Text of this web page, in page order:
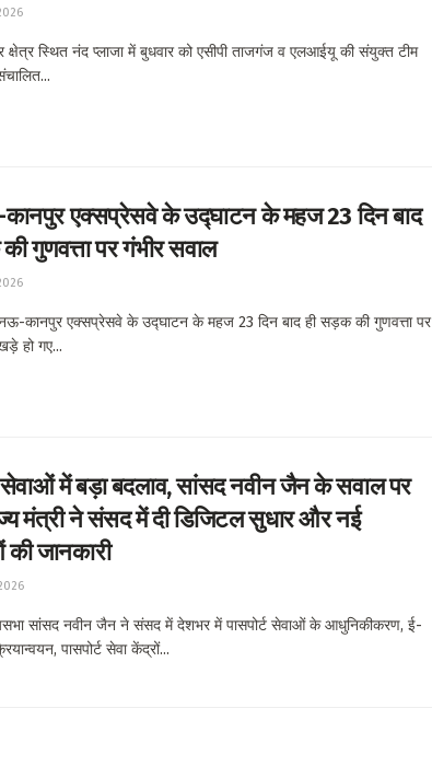
स्थित नंद प्लाजा में बुधवार को एसीपी ताजगंज व एलआईयू की संयुक्त टीम
एक्सप्रेसवे के उद्घाटन के महज 23 दिन बाद
गुणवत्ता पर गंभीर सवाल
कानपुर एक्सप्रेसवे के उद्घाटन के महज 23 दिन बाद ही सड़क की गुणवत्ता पर
हो गए...
सेवाओं में बड़ा बदलाव, सांसद नवीन जैन के सवाल पर
मंत्री ने संसद में दी डिजिटल सुधार और नई
जानकारी
सांसद नवीन जैन ने संसद में देशभर में पासपोर्ट सेवाओं के आधुनिकीकरण, ई-
पासपोर्ट सेवा केंद्रों...